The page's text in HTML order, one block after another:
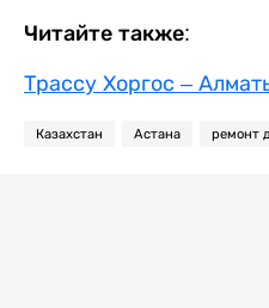
Читайте также:
Трассу Хоргос –
Казахстан Астана ремонт